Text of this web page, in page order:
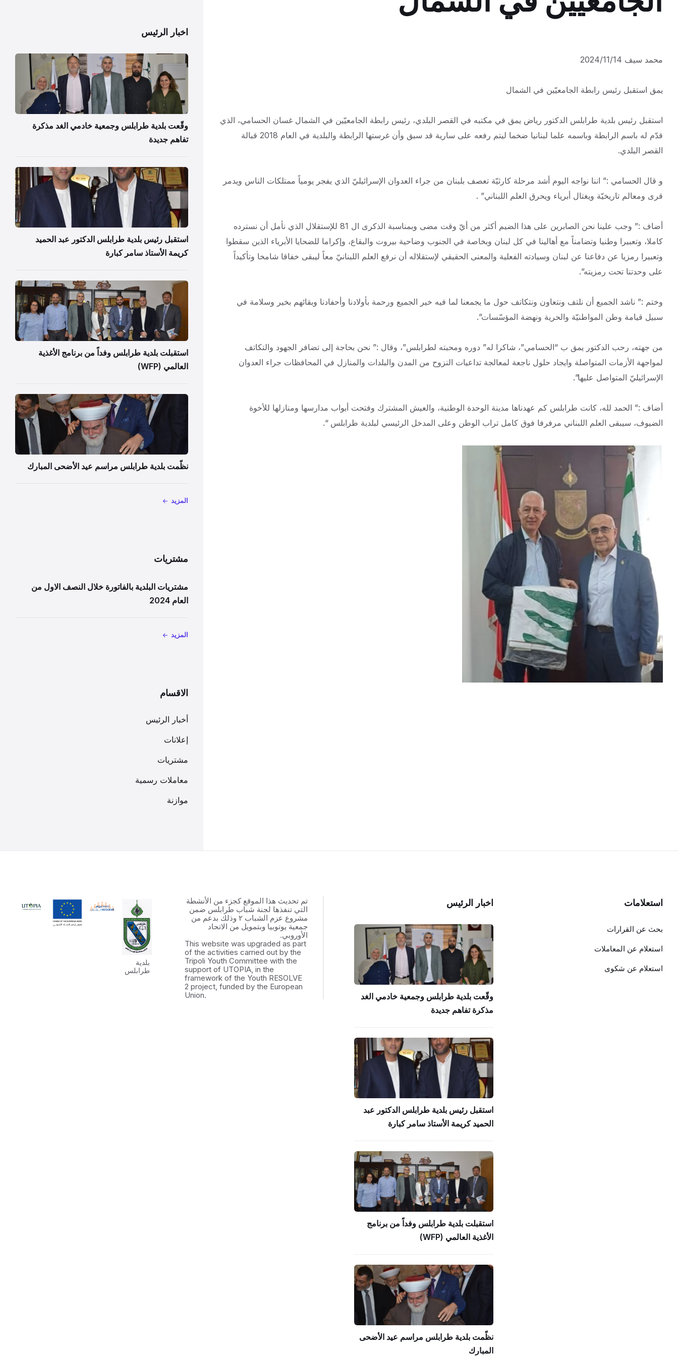
محمد سيف 2024/11/14
يمق استقبل رئيس رابطة الجامعيّين في الشمال
استقبل رئيس بلدية طرابلس الدكتور رياض يمق في مكتبه في القصر البلدي، رئيس رابطة الجامعيّين في الشمال غسان الحسامي، الذي
قدّم له باسم الرابطة وباسمه علما لبنانيا ضخما ليتم رفعه على سارية قد سبق وأن غرستها الرابطة والبلدية في العام 2018 قبالة
القصر البلدي.
و قال الحسامي :” اننا نواجه اليوم أشد مرحلة كارثيّة تعصف بلبنان من جراء العدوان الإسرائيليّ الذي يفجر يومياً ممتلكات الناس ويدمر
قرى ومعالم تاريخيّة ويغتال أبرياء ويحرق العلم اللبناني” .
أضاف :” وجب علينا نحن الصابرين على هذا الضيم أكثر من أيّ وقت مضى وبمناسبة الذكرى ال 81 للإستقلال الذي نأمل أن نسترده
كاملا، وتعبيرا وطنيا وتضامناً مع أهالينا في كل لبنان وبخاصة في الجنوب وضاحية بيروت والبقاع، وإكراما للضحايا الأبرياء الذين سقطوا
وتعبيرا رمزيا عن دفاعنا عن لبنان وسيادته الفعلية والمعنى الحقيقي لإستقلاله أن نرفع العلم اللبنانيّ معاً ليبقى خفاقا شامخا وتأكيداً
على وحدتنا تحت رمزيته”.
وختم :” ناشد الجميع أن نلتف ونتعاون ونتكاتف حول ما يجمعنا لما فيه خير الجميع ورحمة بأولادنا وأحفادنا وبقائهم بخير وسلامة في
سبيل قيامة وطن المواطنيّة والحرية ونهضة المؤسّسات”.
من جهته، رحب الدكتور يمق ب “الحسامي”، شاكرا له” دوره ومحبته لطرابلس”، وقال :” نحن بحاجة إلى تضافر الجهود والتكاتف
لمواجهة الأزمات المتواصلة وايجاد حلول ناجعة لمعالجة تداعيات النزوح من المدن والبلدات والمنازل في المحافظات جراء العدوان
الإسرائيليّ المتواصل عليها”.
أضاف :” الحمد لله، كانت طرابلس كم عهدناها مدينة الوحدة الوطنية، والعيش المشترك وفتحت أبواب مدارسها ومنازلها للأخوة
الضيوف، سيبقى العلم اللبناني مرفرفا فوق كامل تراب الوطن وعلى المدخل الرئيسي لبلدية طرابلس “.
اخبار الرئيس
وقّعت بلدية طرابلس وجمعية خادمي الغد مذكرة
تفاهم جديدة
استقبل رئيس بلدية طرابلس الدكتور عبد الحميد
كريمة الأستاذ سامر كبارة
استقبلت بلدية طرابلس وفداً من برنامج الأغذية
العالمي (WFP)
نظّمت بلدية طرابلس مراسم عيد الأضحى المبارك
المزيد
مشتريات
مشتريات البلدية بالفاتورة خلال النصف الاول من
العام 2024
المزيد
الاقسام
أخبار الرئيس
إعلانات
مشتريات
معاملات رسمية
موازنة
استعلامات
بحث عن القرارات
استعلام عن المعاملات
استعلام عن شكوى
اخبار الرئيس
وقّعت بلدية طرابلس وجمعية خادمي الغد
مذكرة تفاهم جديدة
استقبل رئيس بلدية طرابلس الدكتور عبد
الحميد كريمة الأستاذ سامر كبارة
استقبلت بلدية طرابلس وفداً من برنامج
الأغذية العالمي (WFP)
نظّمت بلدية طرابلس مراسم عيد الأضحى
المبارك
تم تحديث هذا الموقع كجزء من الأنشطة
التي تنفذها لجنة شباب طرابلس ضمن
مشروع عزم الشباب ٢ وذلك بدعم من
جمعية يوتوبيا وبتمويل من الاتحاد
الأوروبي.
This website was upgraded as part
of the activities carried out by the
Tripoli Youth Committee with the
support of UTOPIA, in the
framework of the Youth RESOLVE
2 project, funded by the European
Union.
بلدية
طرابلس